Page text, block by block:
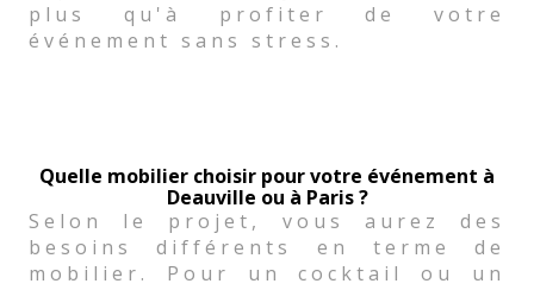
plus qu'à profiter de votre
événement sans stress.
Quelle mobilier choisir pour votre événement à
Deauville ou à Paris ?
Selon le projet, vous aurez des
besoins différents en terme de
mobilier. Pour un cocktail ou un